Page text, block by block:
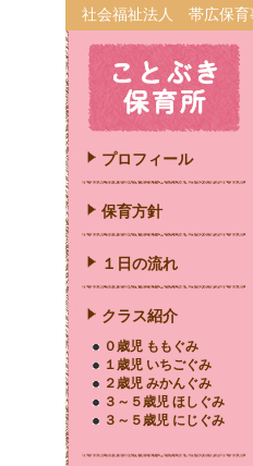
社会福祉法人 帯広保育
プロフィール
保育方針
１日の流れ
クラス紹介
０歳児 ももぐみ
１歳児 いちごぐみ
２歳児 みかんぐみ
３～５歳児 ほしぐみ
３～５歳児 にじぐみ